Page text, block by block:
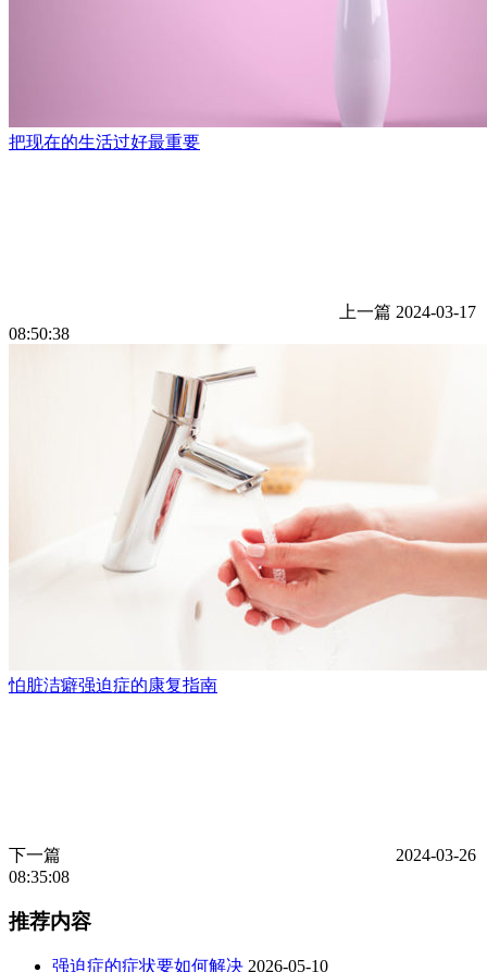
把现在的生活过好最重要
上一篇 2024-03-17
08:50:38
怕脏洁癖强迫症的康复指南
下一篇
2024-03-26
08:35:08
推荐内容
强迫症的症状要如何解决 2026-05-10